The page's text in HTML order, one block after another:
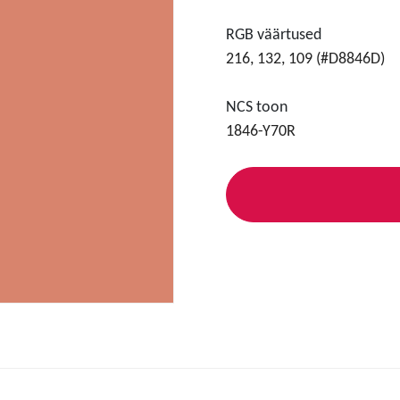
RGB väärtused
216, 132, 109 (#D8846D)
NCS toon
1846-Y70R